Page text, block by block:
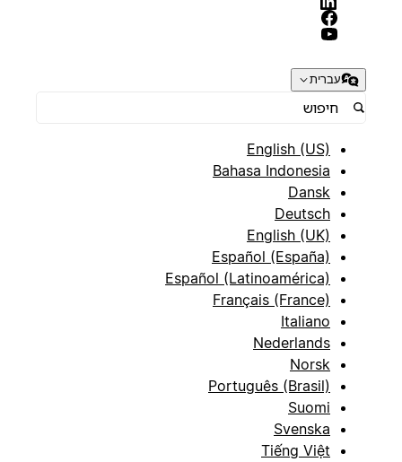
עברית
English (US)
Bahasa Indonesia
Dansk
Deutsch
English (UK)
Español (España)
Español (Latinoamérica)
Français (France)
Italiano
Nederlands
Norsk
Português (Brasil)
Suomi
Svenska
Tiếng Việt